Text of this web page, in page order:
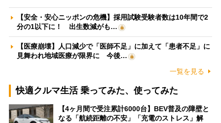
【安全・安心ニッポンの危機】採用試験受験者数は10年間で2
分の1以下に！ 出生数減がも…
【医療崩壊】人口減少で「医師不足」に加えて「患者不足」に
見舞われ地域医療が限界に 今後…
一覧を見る
快適クルマ生活 乗ってみた、使ってみた
【4ヶ月間で受注累計6000台】BEV普及の障壁と
なる「航続距離の不安」「充電のストレス」解